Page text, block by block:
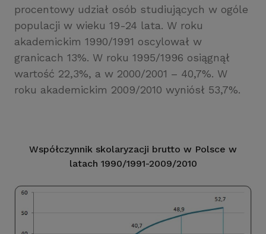
procentowy udział osób studiujących w ogóle
populacji w wieku 19-24 lata. W roku
akademickim 1990/1991 oscylował w
granicach 13%. W roku 1995/1996 osiągnął
wartość 22,3%, a w 2000/2001 – 40,7%. W
roku akademickim 2009/2010 wyniósł 53,7%.
Współczynnik skolaryzacji brutto w Polsce w
latach 1990/1991-2009/2010